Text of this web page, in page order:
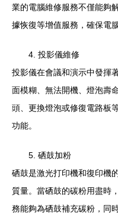
業的電腦維修服務不僅能夠
據恢復等增值服務，確保電
4. 投影儀維修
投影儀在會議和演示中發揮
面模糊、無法開機、燈泡壽
頭、更換燈泡或修復電路板
功能。
5. 硒鼓加粉
硒鼓是激光打印機和復印機
質量。當硒鼓的碳粉用盡時
務能夠為硒鼓補充碳粉，同